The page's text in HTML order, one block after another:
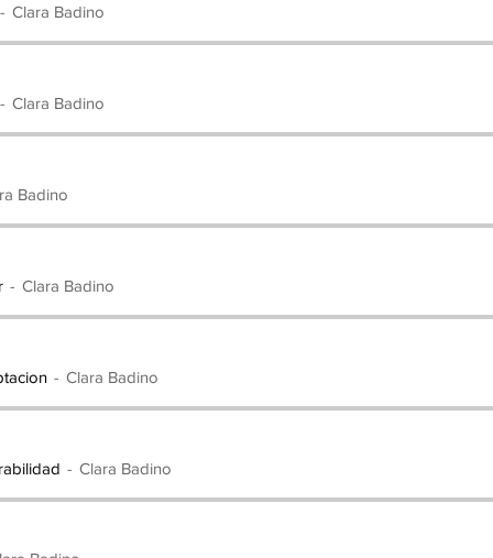
Clara Badino
Clara Badino
Badino
Clara Badino
Clara Badino
Clara Badino